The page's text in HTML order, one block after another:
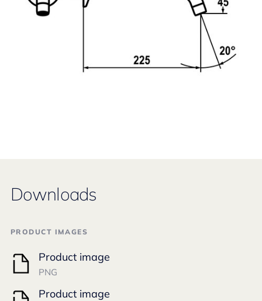
Downloads
PRODUCT IMAGES
Product image
PNG
Product image